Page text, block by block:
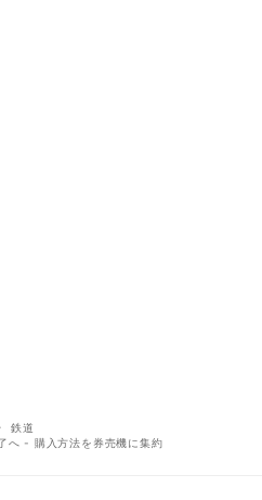
鉄道
へ - 購入方法を券売機に集約